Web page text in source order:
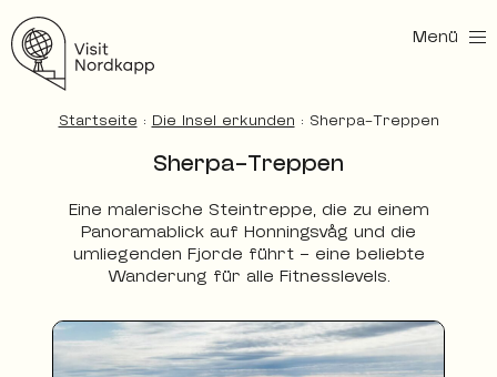
Menü
Startseite:Die Insel erkunden: Sherpa-Treppen
Sherpa-Treppen
Eine malerische Steintreppe, die zu einem
Panoramablick auf Honningsvåg und die
umliegenden Fjorde führt – eine beliebte
Wanderung für alle Fitnesslevels.